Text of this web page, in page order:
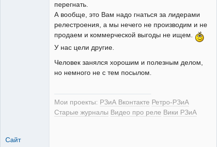
перегнать.
А вообще, это Вам надо гнаться за лидерами
релестроения, а мы нечего не производим и не
продаем и коммерческой выгоды не ищем.
У нас цели другие.
Человек занялся хорошим и полезным делом,
но немного не с тем посылом.
Мои проекты: РЗиА Вконтакте Ретро-РЗиА
Старые журналы Видео про реле Вики РЗиА
Сайт